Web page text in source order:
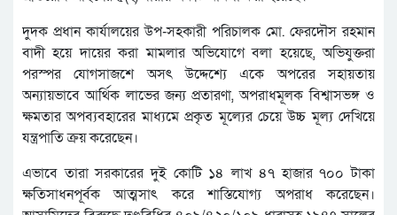
দুদক প্রধান কার্যালয়ের উপ-সহকারী পরিচালক মো. ফেরদৌস রহমান
বাদী হয়ে দায়ের করা মামলার অভিযোগে বলা হয়েছে, অভিযুক্তরা
পরস্পর যোগসাজশে অসৎ উদ্দেশ্যে একে অপরের সহায়তায়
অন্যায়ভাবে আর্থিক লাভের জন্য প্রতারণা, অপরাধমূলক বিশ্বাসভঙ্গ ও
ক্ষমতার অপব্যবহারের মাধ্যমে প্রকৃত মূল্যের চেয়ে উচ্চ মূল্য দেখিয়ে
যন্ত্রপাতি ক্রয় করেছেন।
এভাবে তারা সরকারের দুই কোটি ১৪ লাখ ৪৭ হাজার ৭০০ টাকা
ক্ষতিসাধনপূর্বক আত্মসাৎ করে শাস্তিযোগ্য অপরাধ করেছেন।